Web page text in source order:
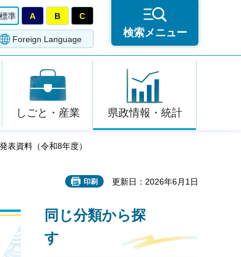
標準 A B C
Foreign Language
検索メニュー
しごと・産業 県政情報・統計
表資料（令和8年度）
印刷 更新日：2026年6月1日
同じ分類から探
す